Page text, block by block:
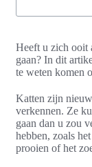
Heeft u zich ooit
gaan? In dit
te weten komen
Katten zijn
verkennen. Ze
gaan dan u zou
hebben, zoals
prooien of het